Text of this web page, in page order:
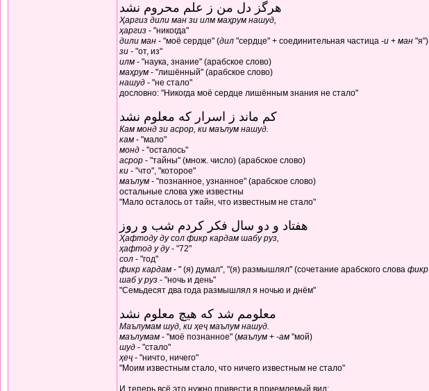
هرگز دل من ز علم محروم نشد
Ҳаргиз дили ман зи илм маҳрум нашуд,
ҳаргиз - "никогда"
дили ман - "моё сердце" (дил "сердце" + соединительная частица -и + ман "я")
зи - "от, из"
илм - "наука, знание" (арабское слово)
маҳрум - "лишённый" (арабское слово)
нашуд - "не стало"
дословно: "Никогда моё сердце лишённым знания не стало"
کم ماند ز اسرار که معلوم نشد
Кам монд зи асрор, ки маълум нашуд.
кам - "мало"
монд - "осталось"
асрор - "тайны" (множ. число) (арабское слово)
ки - "что", "которое"
маълум - "познанное, узнанное" (арабское слово)
остальные слова уже известны
"Мало осталось от тайн, что известным не стало"
هفتاد و دو سال فکر کردم شب و روز
Ҳафтоду ду сол фикр кардам шабу руз,
ҳафтод у ду- "72"
сол - "год"
фикр кардам - " (я) думал", "(я) размышлял" (сочетание арабского слова фикр
шаб у руз - "ночь и день"
"Семьдесят два года размышлял я ночью и днём"
معلومم شد که هیچ معلوم نشد
Маълумам шуд, ки ҳеҷ маълум нашуд.
маълумам - "моё познанное" (маълум + -ам "мой)
шуд - "стало"
ҳеҷ - "ничто, ничего"
"Моим известным стало, что ничего известным не стало"
И теперь всё это нужно привести в приемлемый вид: